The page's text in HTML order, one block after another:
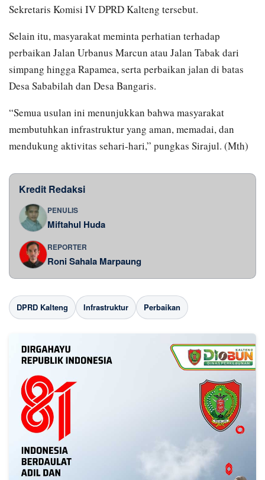
Sekretaris Komisi IV DPRD Kalteng tersebut.
Selain itu, masyarakat meminta perhatian terhadap
perbaikan Jalan Urbanus Marcun atau Jalan Tabak dari
simpang hingga Rapamea, serta perbaikan jalan di batas
Desa Sababilah dan Desa Bangaris.
“Semua usulan ini menunjukkan bahwa masyarakat
membutuhkan infrastruktur yang aman, memadai, dan
mendukung aktivitas sehari-hari,” pungkas Sirajul. (Mth)
Kredit Redaksi
PENULIS
Miftahul Huda
REPORTER
Roni Sahala Marpaung
DPRD Kalteng Infrastruktur Perbaikan